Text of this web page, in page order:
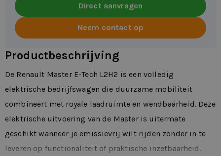
Direct aanvragen
Neem contact op
Productbeschrijving
De Renault Master E-Tech L2H2 is een volledig
elektrische bedrijfswagen die duurzame mobiliteit
combineert met royale laadruimte en wendbaarheid. Deze
elektrische uitvoering van de Master is uitermate
geschikt wanneer je emissievrij wilt rijden zonder in te
leveren op functionaliteit of praktische inzetbaarheid.